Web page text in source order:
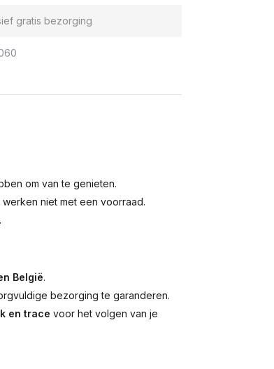
gratis bezorging
om van te genieten.
werken niet met een voorraad.
België.
bezorging te garanderen.
en trace voor het volgen van je